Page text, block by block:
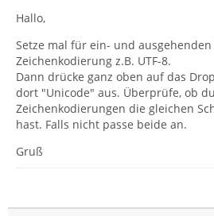
Hallo,
Setze mal für ein- und
Zeichenkodierung z.B. UTF-8.
Dann drücke ganz oben auf das
dort "Unicode" aus. Überprüfe, ob
Zeichenkodierungen die gleichen
hast. Falls nicht passe beide an.
Gruß